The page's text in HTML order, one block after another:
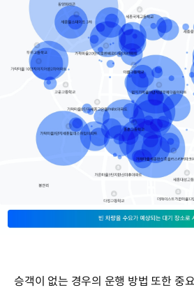
승객이 없는 경우의 운행 방법 또한 중